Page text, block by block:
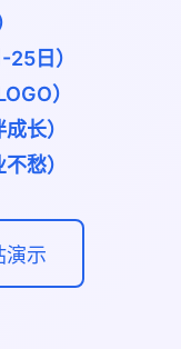
日）
）
长）
愁）
演示